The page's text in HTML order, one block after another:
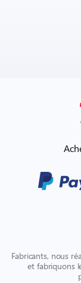
Fabricants, nous
et fabriquons